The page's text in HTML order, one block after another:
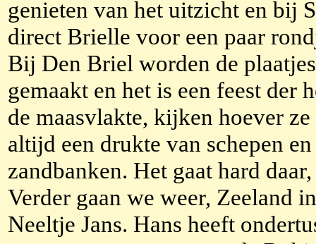
genieten van het uitzicht en bij
direct Brielle voor een paar
Bij Den Briel worden de
gemaakt en het is een feest der
de maasvlakte, kijken hoever
altijd een drukte van schepen
zandbanken. Het gaat hard
Verder gaan we weer, Zeeland
Neeltje Jans. Hans heeft